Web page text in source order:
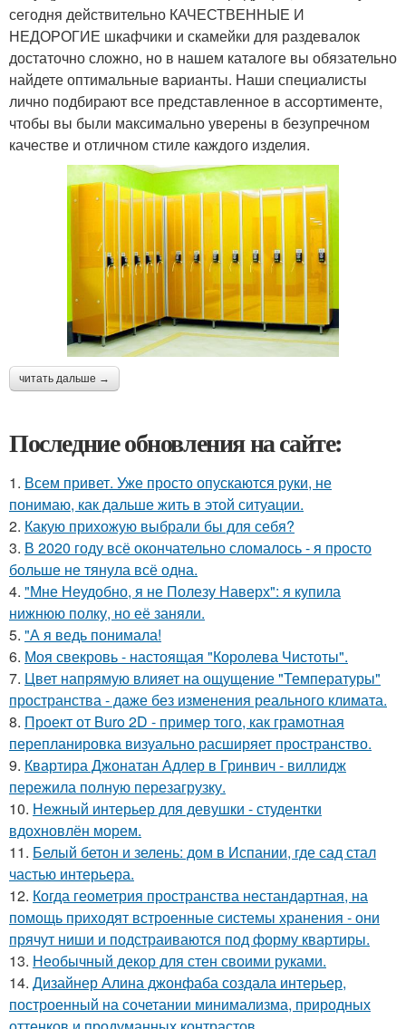
сегодня действительно КАЧЕСТВЕННЫЕ И
НЕДОРОГИЕ шкафчики и скамейки для раздевалок
достаточно сложно, но в нашем каталоге вы обязательно
найдете оптимальные варианты. Наши специалисты
лично подбирают все представленное в ассортименте,
чтобы вы были максимально уверены в безупречном
качестве и отличном стиле каждого изделия.
читать дальше →
Последние обновления на сайте:
1. Всем привет. Уже просто опускаются руки, не
понимаю, как дальше жить в этой ситуации.
2. Какую прихожую выбрали бы для себя?
3. В 2020 году всё окончательно сломалось - я просто
больше не тянула всё одна.
4. "Мне Неудобно, я не Полезу Наверх": я купила
нижнюю полку, но её заняли.
5. "А я ведь понимала!
6. Моя свекровь - настоящая "Королева Чистоты".
7. Цвет напрямую влияет на ощущение "Температуры"
пространства - даже без изменения реального климата.
8. Проект от Buro 2D - пример того, как грамотная
перепланировка визуально расширяет пространство.
9. Квартира Джонатан Адлер в Гринвич - виллидж
пережила полную перезагрузку.
10. Нежный интерьер для девушки - студентки
вдохновлён морем.
11. Белый бетон и зелень: дом в Испании, где сад стал
частью интерьера.
12. Когда геометрия пространства нестандартная, на
помощь приходят встроенные системы хранения - они
прячут ниши и подстраиваются под форму квартиры.
13. Необычный декор для стен своими руками.
14. Дизайнер Алина джонфаба создала интерьер,
построенный на сочетании минимализма, природных